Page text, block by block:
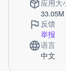
应用大
33.05M
反馈
举报
语言
中文